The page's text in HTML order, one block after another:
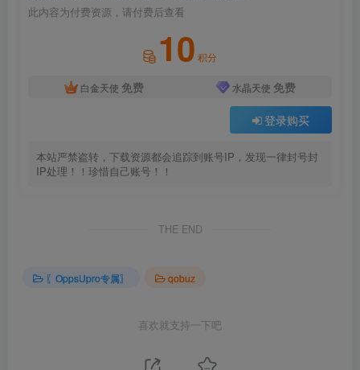
此内容为付费资源，请付费后查看
10 积分
白金天使 免费 水晶天使 免费
登录购买
本站严禁盗转，下载资源都会追踪到账号IP，发现一律封号封
IP处理！！珍惜自己账号！！
THE END
〖OppsUpro专属〗 qobuz
喜欢就支持一下吧